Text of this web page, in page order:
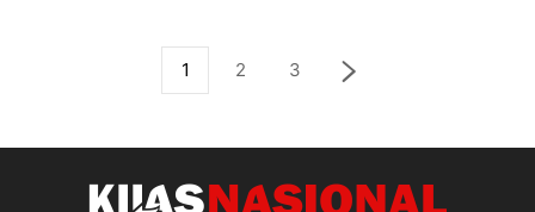
1 2 3